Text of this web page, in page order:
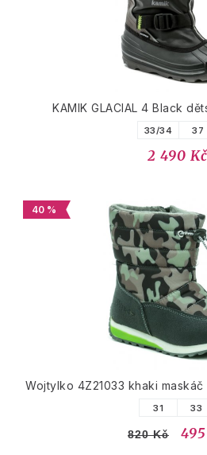
KAMIK GLACIAL 4 Black
33/34 37
2 490 Kč
40 %
Wojtylko 4Z21033 khaki
31 33
820 Kč